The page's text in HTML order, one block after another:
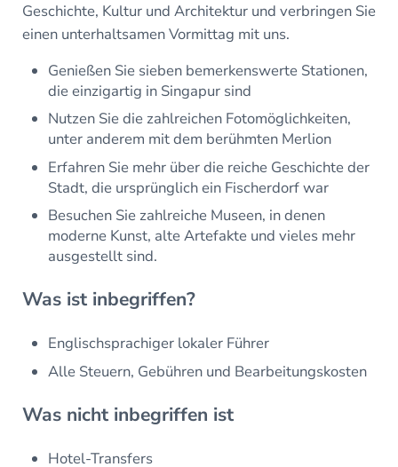
Geschichte, Kultur und Architektur und verbringen Sie
einen unterhaltsamen Vormittag mit uns.
Genießen Sie sieben bemerkenswerte Stationen,
die einzigartig in Singapur sind
Nutzen Sie die zahlreichen Fotomöglichkeiten,
unter anderem mit dem berühmten Merlion
Erfahren Sie mehr über die reiche Geschichte der
Stadt, die ursprünglich ein Fischerdorf war
Besuchen Sie zahlreiche Museen, in denen
moderne Kunst, alte Artefakte und vieles mehr
ausgestellt sind.
Was ist inbegriffen?
Englischsprachiger lokaler Führer
Alle Steuern, Gebühren und Bearbeitungskosten
Was nicht inbegriffen ist
Hotel-Transfers